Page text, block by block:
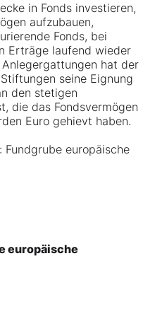
in Fonds investieren,
aufzubauen,
Fonds, bei
Erträge laufend wieder
hat der
seine Eignung
den stetigen
die das Fondsvermögen
Euro gehievt haben.
europäische
europäische